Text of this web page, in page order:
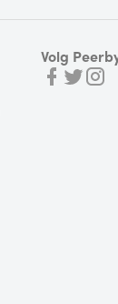
Volg